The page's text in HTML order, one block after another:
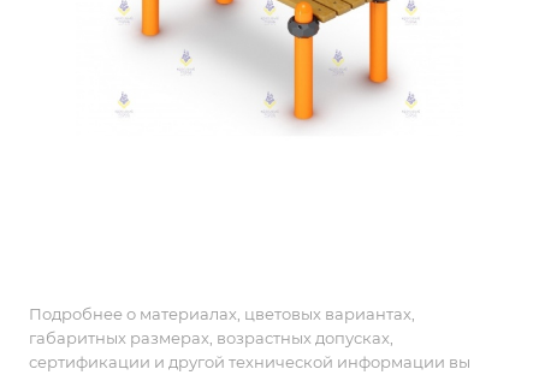
Подробнее о материалах, цветовых вариантах,
габаритных размерах, возрастных допусках,
сертификации и другой технической информации вы